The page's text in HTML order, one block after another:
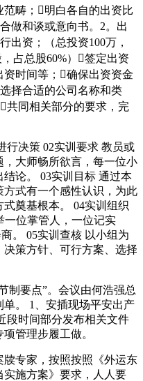
畴；明白各自的出资比
做和谈或意向书。2。出
出资；（总投资100万，
占总股60%）签定出资
时间等；确保出资资金
择合适的公司名称和类
共同相关部分的要求，完
决策 02实训要求 教员或
大师畅所欲言，每一位小
论。 03实训目标 通过本
式有一个感性认识，为此
奠基根本。 04实训组织
一位掌管人，一位记实
。 05实训查核 以小组为
策方针、可行方案、选择
要点”。会议由何浩强总
。 1、安插现场平安出产
段时间部分发布相关文件
管理步履工做。
专家，按照按照《外运东
实施方案》要求，人人要